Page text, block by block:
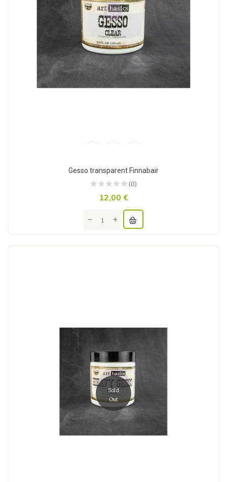
Gesso transparent Finnabair
(0)
12,00 €
Sold
Out